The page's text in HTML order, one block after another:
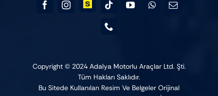
Copyright © 2024 Adalya Motorlu Araçlar Ltd. Şti.
Tüm Hakları Saklıdır.
Bu Sitede Kullanılan Resim Ve Belgeler Orijinal